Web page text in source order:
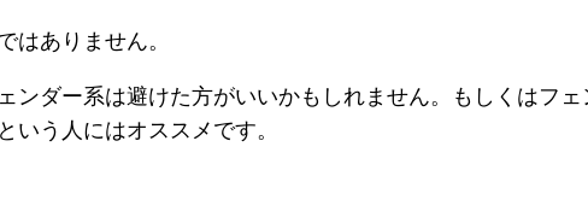
はありません。
ンダー系は避けた方がいいかもしれません。もしくはフ
いう人にはオススメです。